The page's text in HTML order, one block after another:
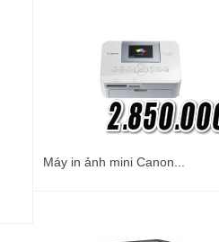
Máy in ảnh mini Canon...